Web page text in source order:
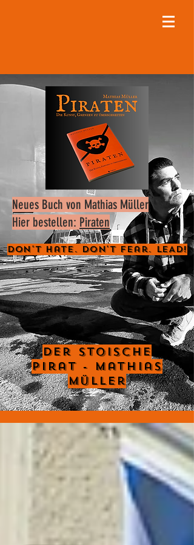
Neues Buch von Mathias Müller
Hier bestellen: Piraten
Don't Hate. Don't Fear. LEAD!
Der Stoische
Pirat - Mathias
Müller